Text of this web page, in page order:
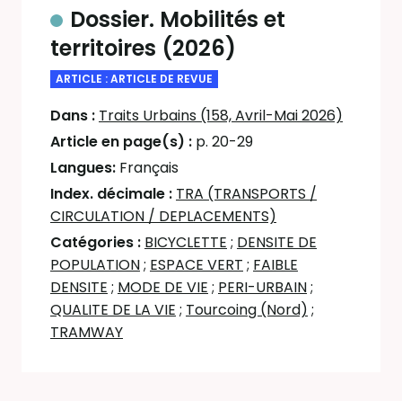
Dossier. Mobilités et
territoires (2026)
ARTICLE : ARTICLE DE REVUE
Dans : Traits Urbains (158, Avril-Mai 2026)
Article en page(s) : p. 20-29
Langues: Français
Index. décimale : TRA (TRANSPORTS /
CIRCULATION / DEPLACEMENTS)
Catégories : BICYCLETTE ; DENSITE DE
POPULATION; ESPACE VERT ; FAIBLE
DENSITE ; MODE DE VIE ; PERI-URBAIN;
QUALITE DE LA VIE ; Tourcoing (Nord) ;
TRAMWAY